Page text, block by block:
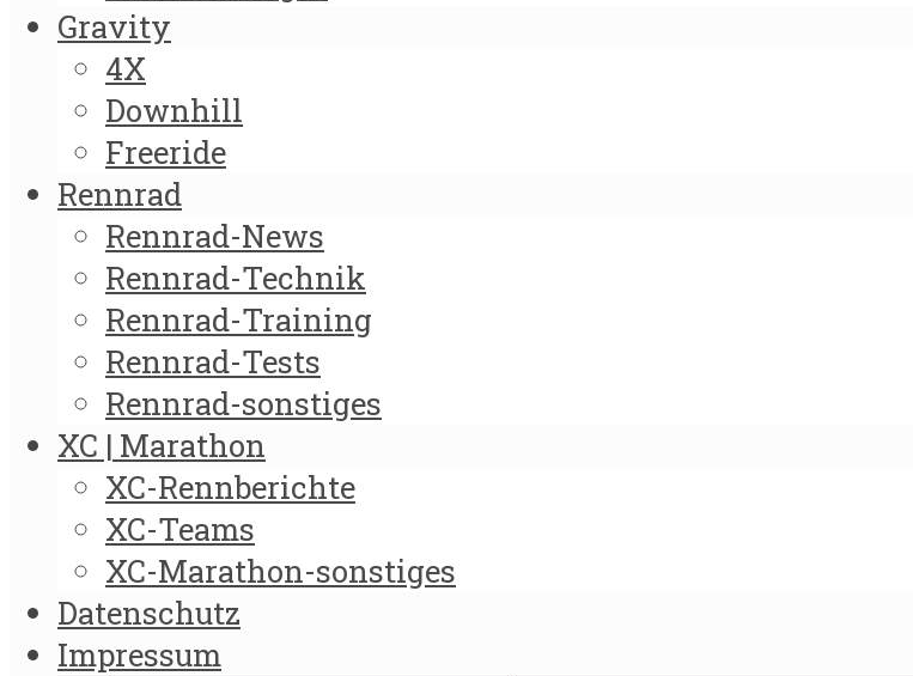
Gravity
4X
Downhill
Freeride
Rennrad
Rennrad-News
Rennrad-Technik
Rennrad-Training
Rennrad-Tests
Rennrad-sonstiges
XC | Marathon
XC-Rennberichte
XC-Teams
XC-Marathon-sonstiges
Datenschutz
Impressum